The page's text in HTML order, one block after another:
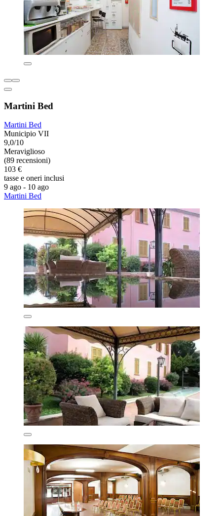
Martini Bed
Martini Bed
Municipio VII
9,0/10
Meraviglioso
(89 recensioni)
103 €
tasse e oneri inclusi
9 ago - 10 ago
Martini Bed